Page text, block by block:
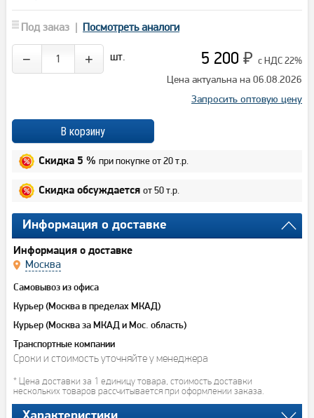
Под заказ | Посмотреть аналоги
− + шт. 5 200 ₽ с НДС 22%
Цена актуальна на 06.08.2026
Запросить оптовую цену
Скидка 5 % при покупке от 20 т.р.
Скидка обсуждается от 50 т.р.
Информация о доставке
Информация о доставке
Москва
Самовывоз из офиса
Курьер (Москва в пределах МКАД)
Курьер (Москва за МКАД и Мос. область)
Транспортные компании
Сроки и стоимость уточняйте у менеджера
* Цена доставки за 1 единицу товара, стоимость доставки
нескольких товаров рассчитывается при оформлении заказа.